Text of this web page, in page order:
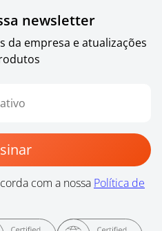
newsletter
da empresa e atualizações
com a nossa Política de